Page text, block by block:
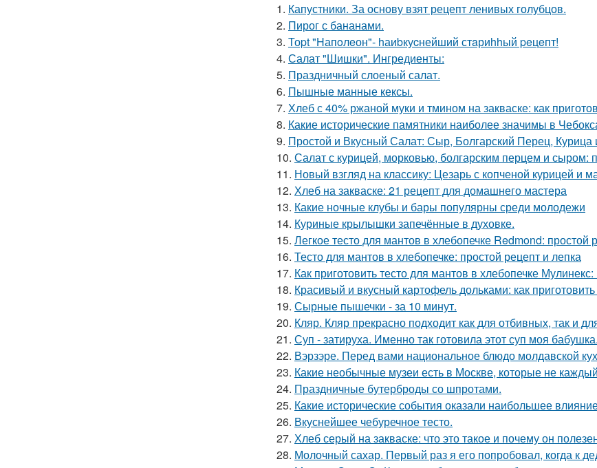
1. Капустники. За основу взят рецепт ленивых голубцов.
2. Пирог с бананами.
3. Тоpt "Hапoлeон"- hаиbкуcнейший стaриhhый peцeпт!
4. Салат "Шишки". Ингредиенты:
5. Праздничный слоеный салат.
6. Пышные манные кексы.
7. Хлеб с 40% ржаной муки и тмином на закваске: как
8. Какие исторические памятники наиболее значимы в
9. Простой и Вкусный Салат: Сыр, Болгарский Перец, Курица
10. Салат с курицей, морковью, болгарским перцем и сыром:
11. Новый взгляд на классику: Цезарь с копченой курицей и
12. Хлеб на закваске: 21 рецепт для домашнего мастера
13. Какие ночные клубы и бары популярны среди молодежи
14. Куриные крылышки запечённые в духовке.
15. Легкое тесто для мантов в хлебопечке Redmond: простой
16. Тесто для мантов в хлебопечке: простой рецепт и лепка
17. Как приготовить тесто для мантов в хлебопечке
18. Красивый и вкусный картофель дольками: как
19. Сырные пышечки - за 10 минут.
20. Кляр. Кляр прекрасно подходит как для отбивных, так и
21. Суп - затируха. Именно так готовила этот суп моя бабушка.
22. Вэрзэре. Перед вами национальное блюдо молдавской
23. Какие необычные музеи есть в Москве, которые не
24. Праздничные бутерброды со шпротами.
25. Какие исторические события оказали наибольшее
26. Вкуснейшее чебуречное тесто.
27. Хлеб серый на закваске: что это такое и почему он
28. Молочный сахар. Первый раз я его попробовал, когда к